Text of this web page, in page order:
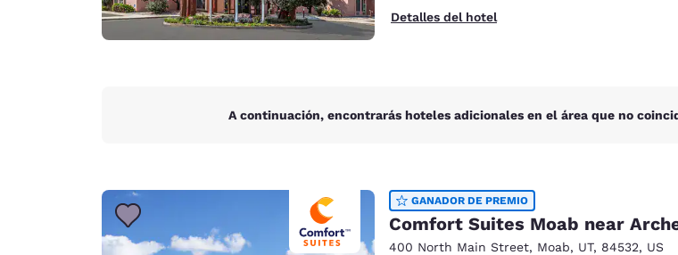
Detalles del hotel
A continuación, encontrarás hoteles adicionales en el área que no
GANADOR DE PREMIO
Comfort Suites Moab near
400 North Main Street, Moab, UT, 84532, US